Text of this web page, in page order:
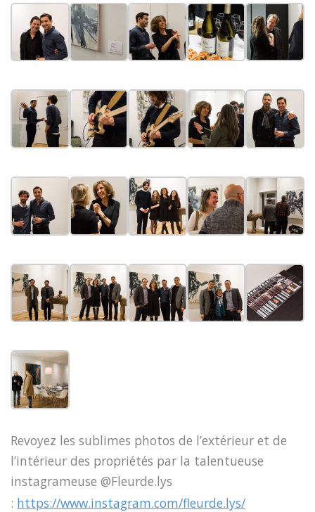
Revoyez les sublimes photos de l’extérieur et de
l’intérieur des propriétés par la talentueuse
instagrameuse @Fleurde.lys
: https://www.instagram.com/fleurde.lys/